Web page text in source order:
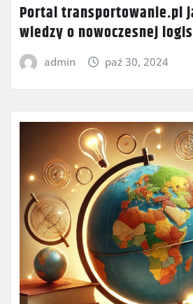
Portal transportowanie.pl
wiedzy o nowoczesnej
admin paź 30, 2024